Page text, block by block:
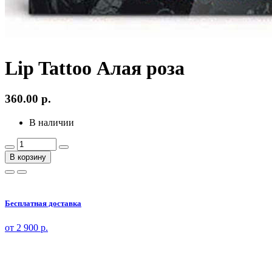
Lip Tattoo Алая роза
360.00 р.
В наличии
В корзину
Бесплатная доставка
от 2 900 р.